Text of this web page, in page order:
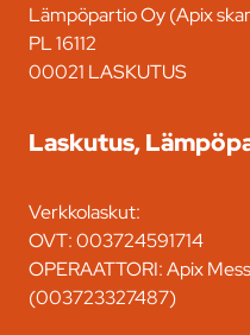
Lämpöpartio Oy (Apix
PL 16112
00021 LASKUTUS
Laskutus,
Verkkolaskut:
OVT: 003724591714
OPERAATTORI: Apix
(003723327487)